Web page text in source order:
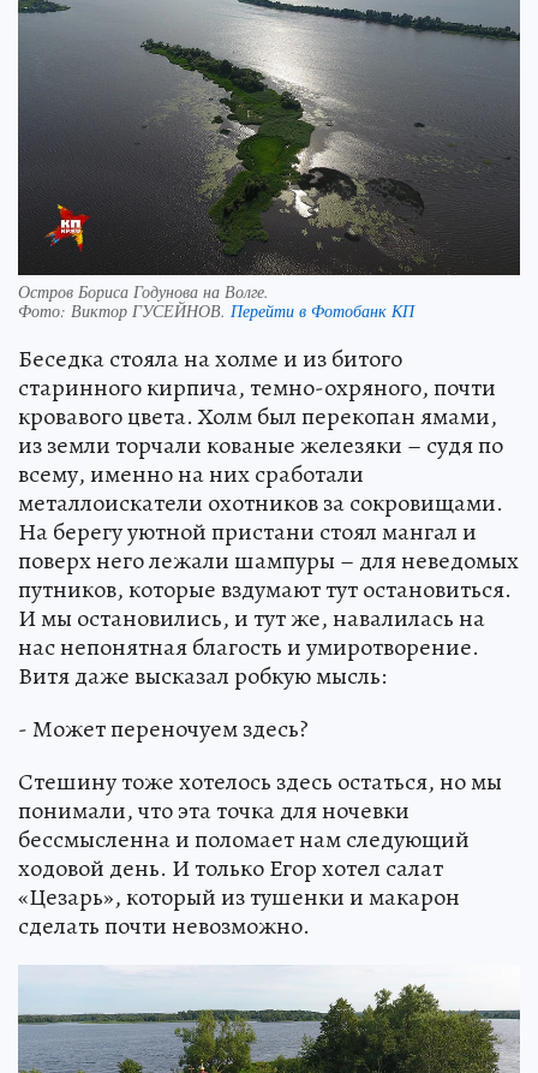
Остров Бориса Годунова на Волге.
Фото: Виктор ГУСЕЙНОВ. Перейти в Фотобанк КП
Беседка стояла на холме и из битого
старинного кирпича, темно-охряного, почти
кровавого цвета. Холм был перекопан ямами,
из земли торчали кованые железяки – судя по
всему, именно на них сработали
металлоискатели охотников за сокровищами.
На берегу уютной пристани стоял мангал и
поверх него лежали шампуры – для неведомых
путников, которые вздумают тут остановиться.
И мы остановились, и тут же, навалилась на
нас непонятная благость и умиротворение.
Витя даже высказал робкую мысль:
- Может переночуем здесь?
Стешину тоже хотелось здесь остаться, но мы
понимали, что эта точка для ночевки
бессмысленна и поломает нам следующий
ходовой день. И только Егор хотел салат
«Цезарь», который из тушенки и макарон
сделать почти невозможно.